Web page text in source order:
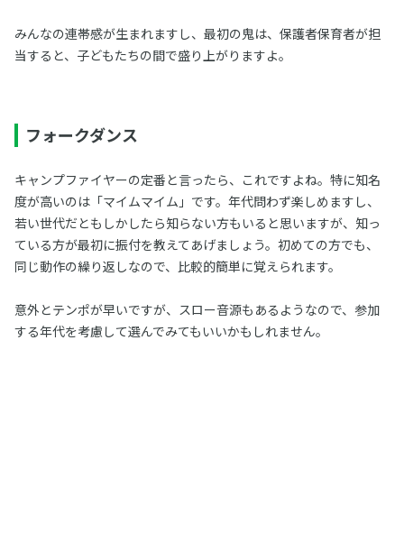
みんなの連帯感が生まれますし、最初の鬼は、保護者保育者が担
当すると、子どもたちの間で盛り上がりますよ。
フォークダンス
キャンプファイヤーの定番と言ったら、これですよね。特に知名
度が高いのは「マイムマイム」です。年代問わず楽しめますし、
若い世代だともしかしたら知らない方もいると思いますが、知っ
ている方が最初に振付を教えてあげましょう。初めての方でも、
同じ動作の繰り返しなので、比較的簡単に覚えられます。
意外とテンポが早いですが、スロー音源もあるようなので、参加
する年代を考慮して選んでみてもいいかもしれません。